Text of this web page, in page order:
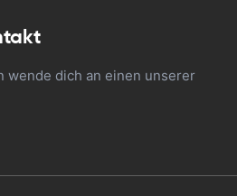
wende dich an einen unserer